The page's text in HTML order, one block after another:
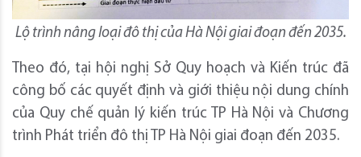
Lộ trình nâng loại đô thị của Hà Nội giai đoạn đến 2035.
Theo đó, tại hội nghị Sở Quy hoạch và Kiến trúc đã
công bố các quyết định và giới thiệu nội dung chính
của Quy chế quản lý kiến trúc TP Hà Nội và Chương
trình Phát triển đô thị TP Hà Nội giai đoạn đến 2035.